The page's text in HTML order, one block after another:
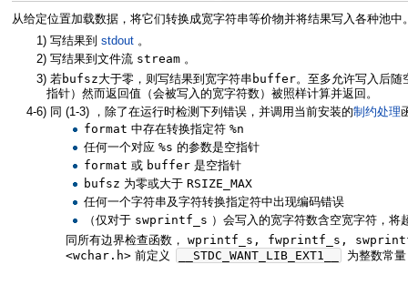
从给定位置加载数据，将它们转换成宽字符串等价物并将结果写入各种池中
1) 写结果到stdout 。
2) 写结果到文件流 stream 。
3) 若bufsz大于零，则写结果到宽字符串 buffer。至多允许写入后随
指针）然而返回值（会被写入的宽字符数）被照样计算并返回。
4-6) 同(1-3) ，除了在运行时检测下列错误，并调用当前安装的制约处理
format 中存在转换指定符%n
任何一个对应%s 的参数是空指针
format 或 buffer 是空指针
bufsz 为零或大于RSIZE_MAX
任何一个字符串及字符转换指定符中出现编码错误
（仅对于 swprintf_s ）会写入的宽字符数含空宽字符，将
同所有边界检查函数， wprintf_s, fwprintf_s,
<wchar.h>前定义 __STDC_WANT_LIB_EXT1__ 为整数常